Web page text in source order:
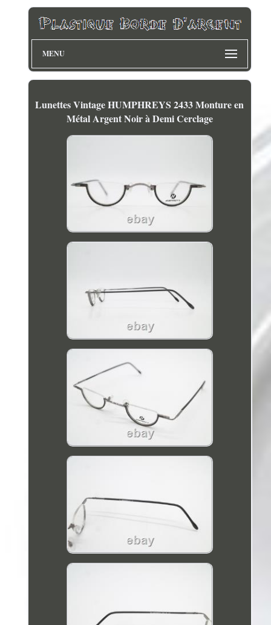
MENU
Lunettes Vintage HUMPHREYS 2433 Monture en
Métal Argent Noir à Demi Cerclage